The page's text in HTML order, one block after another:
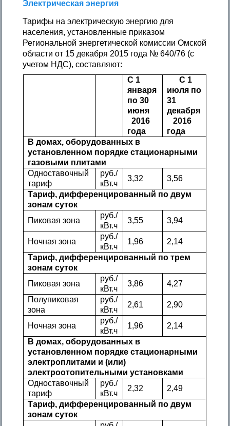
Электрическая энергия
Тарифы на электрическую энергию для
населения, установленные приказом
Региональной энергетической комиссии Омской
области от 15 декабря 2015 года № 640/76 (с
учетом НДС), составляют:
C 1
января
по 30
июня
2016
года
C 1
июля по
31
декабря
2016
года
В домах, оборудованных в
установленном порядке стационарными
газовыми плитами
Одноставочный
тариф
руб./
кВт.ч
3,32
3,56
Тариф, дифференцированный по двум
зонам суток
Пиковая зона
руб./
кВт.ч
3,55 3,94
Ночная зона
руб./
кВт.ч
1,96
2,14
Тариф, дифференцированный по трем
зонам суток
Пиковая зона
руб./
кВт.ч
3,86
4,27
Полупиковая
зона
руб./
кВт.ч
2,61 2,90
Ночная зона
руб./
кВт.ч
1,96
2,14
В домах, оборудованных в
установленном порядке стационарными
электроплитами и (или)
электроотопительными установками
Одноставочный
тариф
руб./
кВт.ч
2,32
2,49
Тариф, дифференцированный по двум
зонам суток